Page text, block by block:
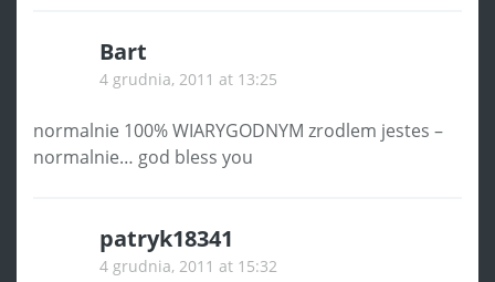
Bart
4 grudnia, 2011 at 13:25
normalnie 100% WIARYGODNYM zrodlem jestes –
normalnie… god bless you
patryk18341
4 grudnia, 2011 at 15:32